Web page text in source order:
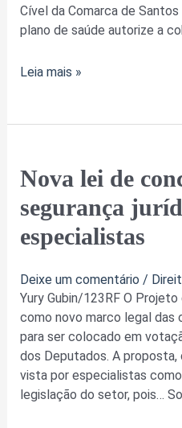
Cível da Comarca de
plano de saúde autorize a
Leia mais »
Nova lei de
segurança
especialistas
Deixe um comentário /
Yury Gubin/123RF O
como novo marco legal
para ser colocado em
dos Deputados. A
vista por especialistas
legislação do setor, pois…
Nova
lei
de
concessões
dará
jurídica,
dizem
especialistas